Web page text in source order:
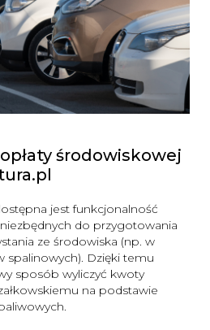
środowiskowej
jest funkcjonalność
do przygotowania
ze środowiska (np. w
spalinowych). Dzięki temu
sposób wyliczyć kwoty
na podstawie